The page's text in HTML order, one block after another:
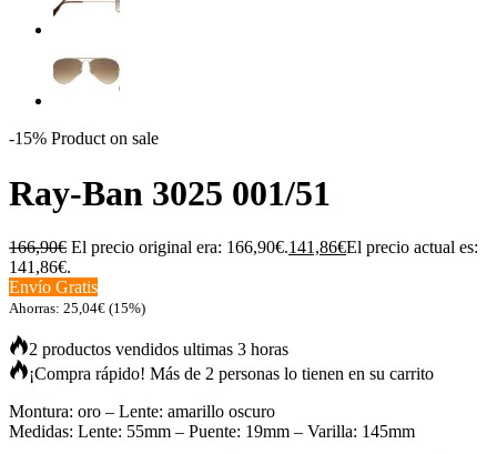
-15% Product on sale
Ray-Ban 3025 001/51
166,90€ El precio original era: 166,90€.141,86€El precio actual es:
141,86€.
Envío Gratis
Ahorras: 25,04€ (15%)
2 productos vendidos ultimas 3 horas
¡Compra rápido! Más de 2 personas lo tienen en su carrito
Montura: oro – Lente: amarillo oscuro
Medidas: Lente: 55mm – Puente: 19mm – Varilla: 145mm